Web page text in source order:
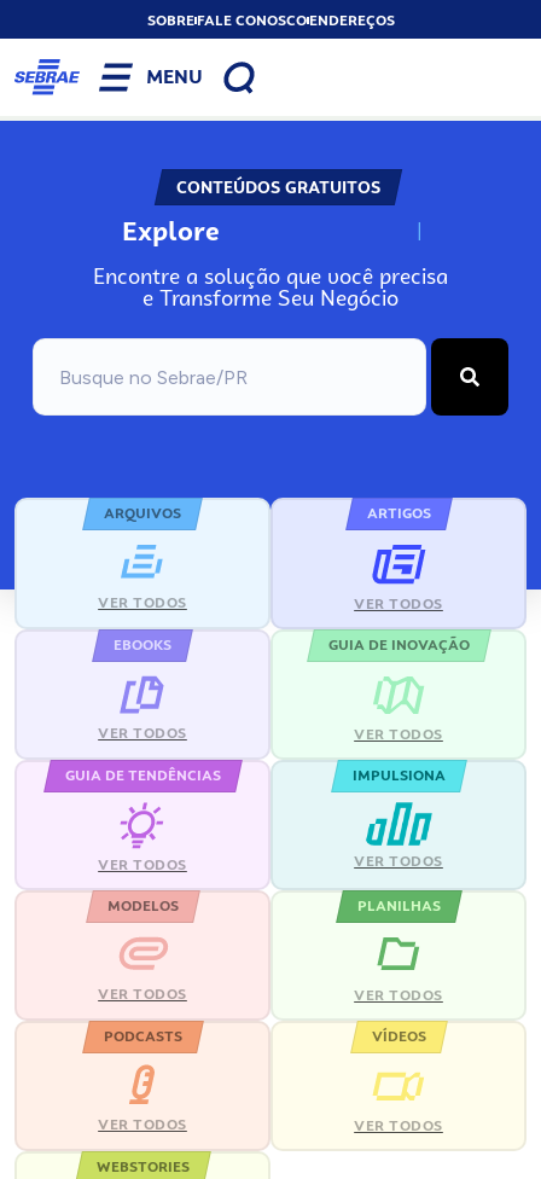
SOBREFALE CONOSCOENDEREÇOS
MENU
CONTEÚDOS GRATUITOS
Explore N
Encontre a solução que você precisa
e Transforme Seu Negócio
ARQUIVOS
VER TODOS
ARTIGOS
VER TODOS
EBOOKS
VER TODOS
GUIA DE INOVAÇÃO
VER TODOS
GUIA DE TENDÊNCIAS
VER TODOS
IMPULSIONA
VER TODOS
MODELOS
VER TODOS
PLANILHAS
VER TODOS
PODCASTS
VER TODOS
VÍDEOS
VER TODOS
WEBSTORIES